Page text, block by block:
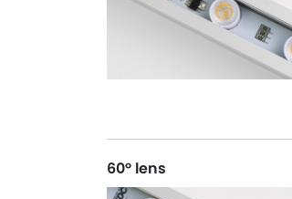
60° lens